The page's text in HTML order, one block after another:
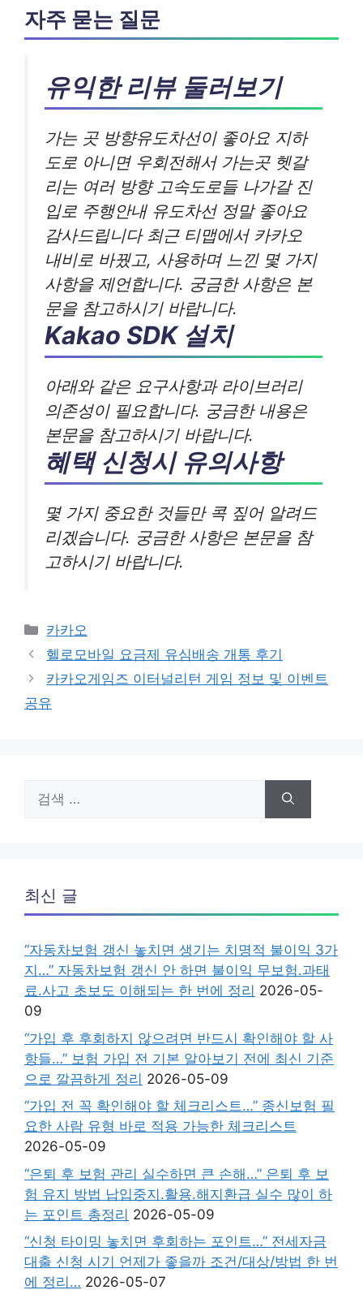
자주 묻는 질문
유익한 리뷰 둘러보기
가는 곳 방향유도차선이 좋아요 지하
도로 아니면 우회전해서 가는곳 헷갈
리는 여러 방향 고속도로들 나가갈 진
입로 주행안내 유도차선 정말 좋아요
감사드립니다 최근 티맵에서 카카오
내비로 바꿨고, 사용하며 느낀 몇 가지
사항을 제언합니다. 궁금한 사항은 본
문을 참고하시기 바랍니다.
Kakao SDK 설치
아래와 같은 요구사항과 라이브러리
의존성이 필요합니다. 궁금한 내용은
본문을 참고하시기 바랍니다.
혜택 신청시 유의사항
몇 가지 중요한 것들만 콕 짚어 알려드
리겠습니다. 궁금한 사항은 본문을 참
고하시기 바랍니다.
카
테
리
카카오
헬로모바일 요금제 유심배송 개통 후기
카카오게임즈 이터널리턴 게임 정보 및 이벤트
공유
색:
최신 글
“자동차보험 갱신 놓치면 생기는 치명적 불이익 3가
지…” 자동차보험 갱신 안 하면 불이익 무보험.과태
료.사고 초보도 이해되는 한 번에 정리 2026-05-
09
“가입 후 후회하지 않으려면 반드시 확인해야 할 사
항들…” 보험 가입 전 기본 알아보기 전에 최신 기준
으로 깔끔하게 정리 2026-05-09
“가입 전 꼭 확인해야 할 체크리스트…” 종신보험 필
요한 사람 유형 바로 적용 가능한 체크리스트
2026-05-09
“은퇴 후 보험 관리 실수하면 큰 손해…” 은퇴 후 보
험 유지 방법 납입중지.활용.해지환급 실수 많이 하
는 포인트 총정리 2026-05-09
“신청 타이밍 놓치면 후회하는 포인트…” 전세자금
대출 신청 시기 언제가 좋을까 조건/대상/방법 한 번
에 정리… 2026-05-07